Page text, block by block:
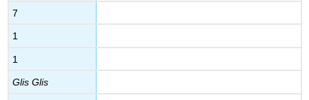
7
1
1
Glis Glis